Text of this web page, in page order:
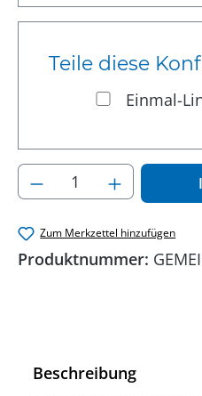
Teile diese
Einmal-
Produkt Anzahl:
Zum Merkzettel hinzufügen
Produktnummer:
Beschreibung